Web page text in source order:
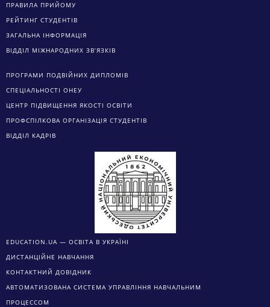
ПРАВИЛА ПРИЙОМУ
РЕЙТИНГ СТУДЕНТІВ
ЗАГАЛЬНА ІНФОРМАЦІЯ
ВІДДІЛ МІЖНАРОДНИХ ЗВ’ЯЗКІВ
ПРОГРАМИ ПОДВІЙНИХ ДИПЛОМІВ
СПЕЦІАЛЬНОСТІ ОНЕУ
ЦЕНТР ПІДВИЩЕННЯ ЯКОСТІ ОСВІТИ
ПРОФСПІЛКОВА ОРГАНІЗАЦІЯ СТУДЕНТІВ
ВІДДІЛ КАДРІВ
EDUCATION.UA — ОСВІТА В УКРАЇНІ
ДИСТАНЦІЙНЕ НАВЧАННЯ
КОНТАКТНИЙ ДОВІДНИК
АВТОМАТИЗОВАНА СИСТЕМА УПРАВЛІННЯ НАВЧАЛЬНИМ
ПРОЦЕССОМ